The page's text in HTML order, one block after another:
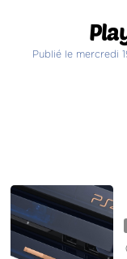
Publié le mercredi